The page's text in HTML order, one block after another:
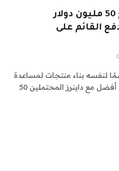
بلاكبيرد يرفرف بمبلغ 50 مليون دولار
القائم على
0
لنفسه بناء منتجات لمساعدة
المطاعم على التواصل بشكل أفضل مع داينرز المحتملين 50